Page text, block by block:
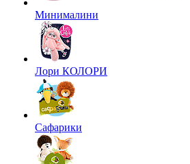
Минималини
Лори КОЛОРИ
Сафарики